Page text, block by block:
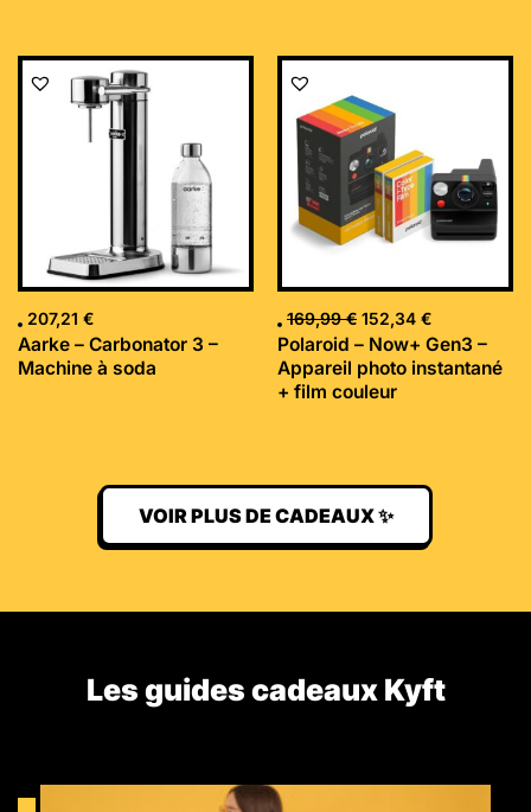
207,21 €
Aarke – Carbonator 3 –
Machine à soda
169,99€
Le
initial
était :
169,99 €.
152,34 €
Le
Polaroid – Now+ Gen3 –
Appareil photo instantané
+ film couleur
VOIR PLUS DE CADEAUX ✨
Les guides cadeaux Kyft​